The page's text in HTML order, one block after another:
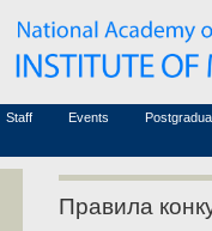
Staff
Associated researchers
Non-academic staff
Events
Conferences (archive)
Courses in mathematics
Правила